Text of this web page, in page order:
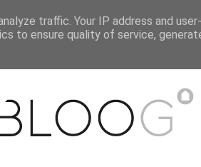
MOJE MIESZKANIE PUBLIKACJE
traffic. Your IP address and
to ensure quality of service,